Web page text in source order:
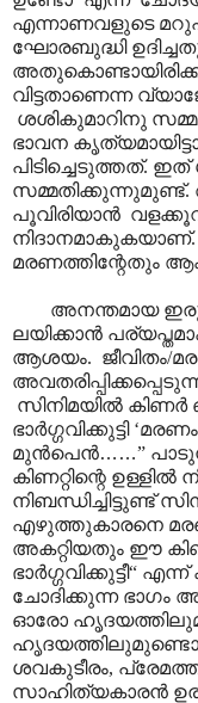
എന്നാണവളുടെ
ഘോരബുദ്ധി
വിട്ടതാണെന്ന
ശശികുമാറിനു
ഭാവന
പിടിച്ചെടുത്തത്.
പൂവിരിയാൻ
നിദാനമാകുകയാണ്.
മരണത്തിന്റേതും
അനന്തമായ
ലയിക്കാൻ
ആശയം. ജീവിതം/
സിനിമയിൽ
ഭാർഗ്ഗവിക്കുട്ടി
മുൻപെൻ……”
കിണറ്റിന്റെ
നിബന്ധിച്ചിട്ടുണ്ട്
എഴുത്തുകാരനെ
അകറ്റിയതും ഈ
ഭാർഗ്ഗവിക്കുട്ടീ“
ചോദിക്കുന്ന
ഓരോ
ഹൃദയത്തിലുമുണ്ടൊരു
ശവകുടീരം,
സാഹിത്യകാരൻ